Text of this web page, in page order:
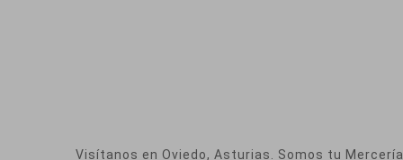
Visítanos en Oviedo, Asturias. Somos tu